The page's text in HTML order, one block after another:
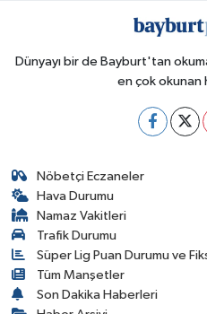
Dünyayı bir de Bayburt'tan
en çok okunan
Nöbetçi Eczaneler
Hava Durumu
Namaz Vakitleri
Trafik Durumu
Süper Lig Puan Durumu ve
Tüm Manşetler
Son Dakika Haberleri